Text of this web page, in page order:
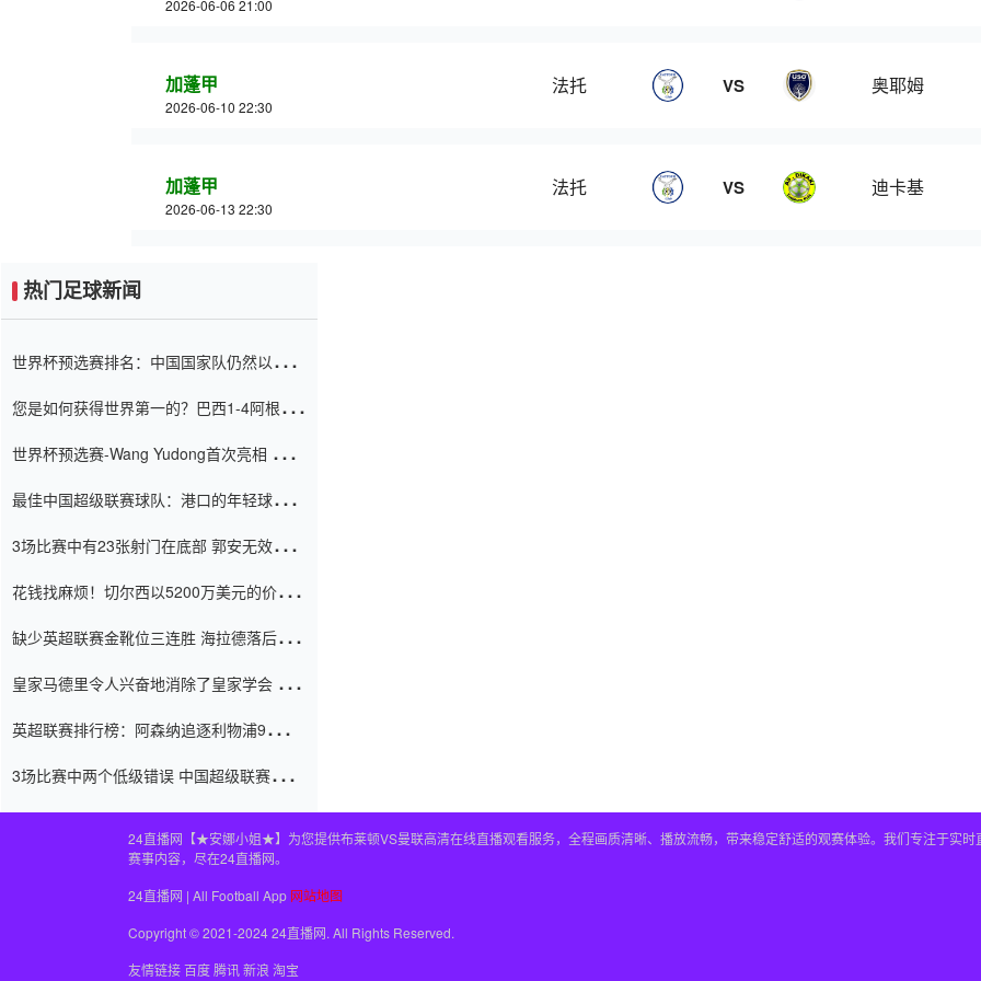
2026-06-06 21:00
加蓬甲
2026-06-10 22:30
法托 VS 奥耶姆
加蓬甲
2026-06-13 22:30
法托 VS 迪卡基
热门足球新闻
世界杯预选赛排名：中国国家队仍然以6分
您是如何获得世界第一的？巴西1-4阿根
世界杯预选赛-Wang Yudong首次亮相 中国
最佳中国超级联赛球队：港口的年轻球员在
（Taishan）
3场比赛中有23张射门在底部 郭安无效传球
花钱找麻烦！切尔西以5200万美元的价格
窗口
缺少英超联赛金靴位三连胜 海拉德落后6球
皇家马德里令人兴奋地消除了皇家学会 安
英超联赛排行榜：阿森纳追逐利物浦9分 曼
3场比赛中两个低级错误 中国超级联赛的前
24直播网【★安娜小姐★】为您提供布莱顿VS曼联高清在线直播观看服务，全程画质清晰、播放流畅，带来稳定舒适的观赛体验。我们专注于实
赛事内容，尽在24直播网。
24直播网 | All Football App 网站地图
Copyright © 2021-2024 24直播网. All Rights Reserved.
友情链接百度腾讯新浪 淘宝